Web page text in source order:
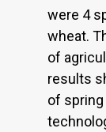
were 4
wheat.
of
results
of